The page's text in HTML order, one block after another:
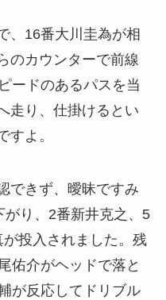
、16番大川圭為が相
のカウンターで前線
ードのあるパスを当
走り、仕掛けるとい
すよ。
できず、曖昧ですみ
がり、2番新井克之、5
投入されました。残
佑介がヘッドで落と
が反応してドリブル